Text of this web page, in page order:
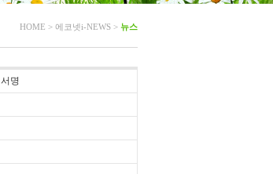
HOME > 에코넷i-NEWS > 뉴스
명